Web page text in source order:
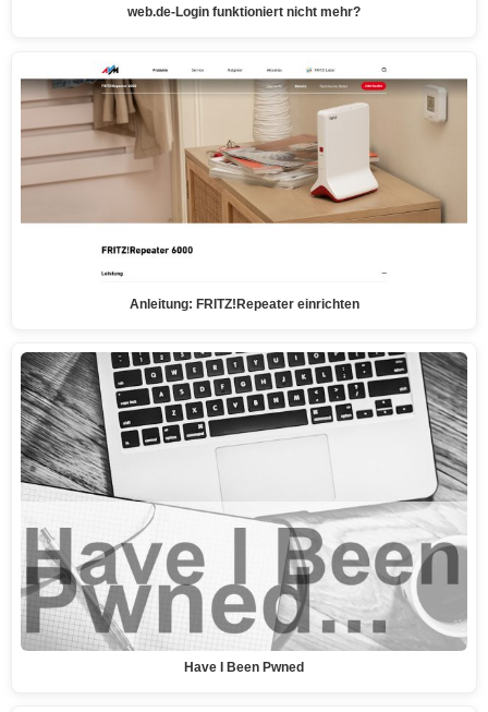
web.de-Login funktioniert nicht mehr?
Anleitung: FRITZ!Repeater einrichten
Have I Been Pwned